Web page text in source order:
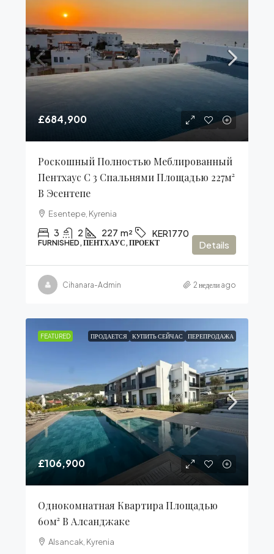
£684,900
Роскошный Полностью Меблированный
Пентхаус С 3 Спальнями Площадью 227м²
В Эсентепе
Esentepe, Kyrenia
3 2 227 m² KER1770
FURNISHED, ПЕНТХАУС, ПРОЕКТ Details
Cihanara-Admin 2 недели ago
FEATURED ПРОДАЕТСЯ КУПИТЬ СЕЙЧАС ПЕРЕПРОДАЖА
£106,900
Однокомнатная Квартира Площадью
60м² В Алсанджаке
Alsancak, Kyrenia